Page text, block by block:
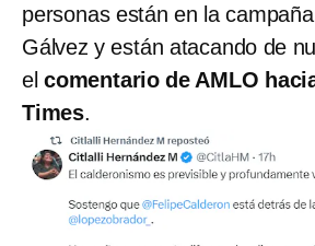
personas están en la
Gálvez y están atacando de
el comentario de AMLO
Times.